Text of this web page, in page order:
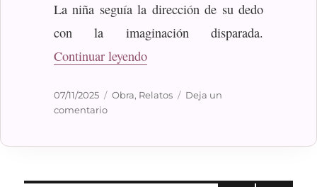
La niña seguía la dirección de su dedo
con la imaginación disparada.
Continuar leyendo«Las rutas del cielo»
Publicado
el
07/11/2025 Categorías
Obra, Relatos
Deja un
comentarioen